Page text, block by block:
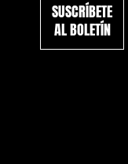
SUSCRÍBETE
AL BOLETÍN